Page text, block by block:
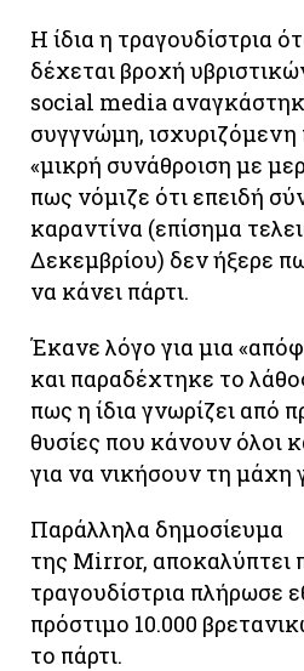
Η ίδια η τραγουδίστρια
δέχεται βροχή
social media
συγγνώμη,
«μικρή συνάθροιση με
πως νόμιζε ότι επειδή
καραντίνα (επίσημα
Δεκεμβρίου) δεν ήξερε
να κάνει πάρτι.
Έκανε λόγο για μια
και παραδέχτηκε το
πως η ίδια γνωρίζει από
θυσίες που κάνουν όλοι
για να νικήσουν τη μάχη
Παράλληλα δημοσίευμα
της Mirror, αποκαλύπτει
τραγουδίστρια πλήρωσε
πρόστιμο 10.000
το πάρτι.